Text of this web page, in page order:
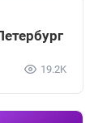
19.2K